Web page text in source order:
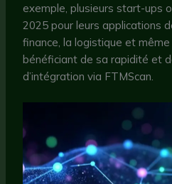
exemple, plusieurs start-ups
2025 pour leurs applications
finance, la logistique et
bénéficiant de sa rapidité et
d’intégration via FTMScan.